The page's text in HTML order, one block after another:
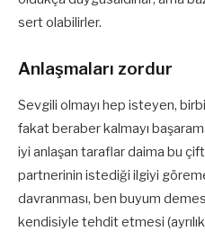
sert olabilirler.
Anlaşmaları zordur
Sevgili olmayı hep isteyen,
fakat beraber kalmayı
iyi anlaşan taraflar daima bu çift
partnerinin istediği ilgiyi
davranması, ben buyum
kendisiyle tehdit etmesi